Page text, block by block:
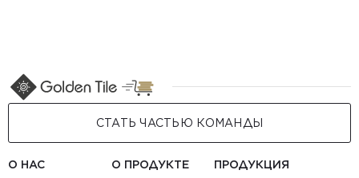
СТАТЬ ЧАСТЬЮ КОМАНДЫ
О НАС О ПРОДУКТЕ ПРОДУКЦИЯ